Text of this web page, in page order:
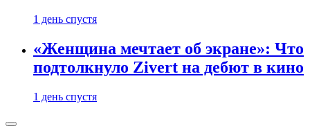
1 день спустя
«Женщина мечтает об экране»: Что
подтолкнуло Zivert на дебют в кино
1 день спустя